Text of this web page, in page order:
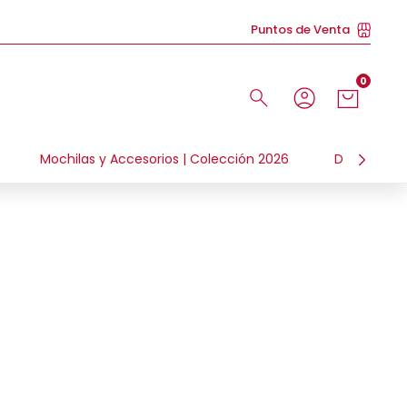
Puntos de Venta
0
Mochilas y Accesorios | Colección 2026 Día de la